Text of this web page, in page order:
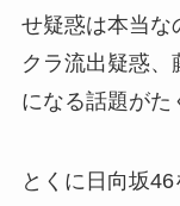
せ疑惑は本当な
クラ流出疑惑
になる話題がた
とくに日向坂